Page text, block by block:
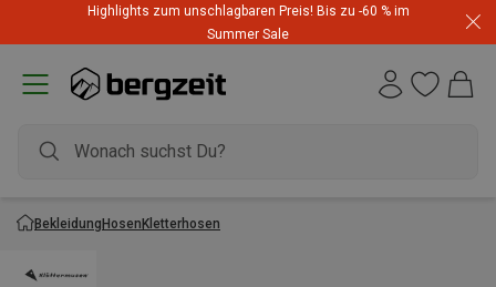
Highlights zum unschlagbaren Preis! Bis zu -60 % im
Summer Sale
BekleidungHosenKletterhosen